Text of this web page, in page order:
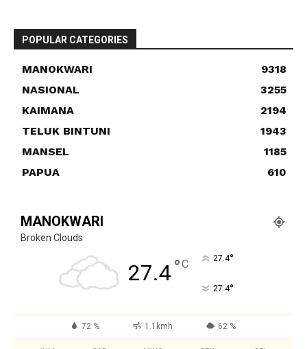
POPULAR CATEGORIES
MANOKWARI
9318
NASIONAL
3255
KAIMANA
2194
TELUK BINTUNI
1943
MANSEL
1185
PAPUA
610
MANOKWARI
Broken Clouds
27.4°C 27.4°
27.4°
72 % 1.1kmh 62 %